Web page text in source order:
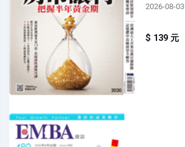
2026-08-03
$ 139 元